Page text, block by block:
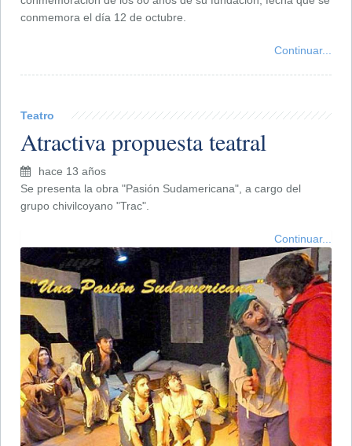
conmemora el día 12 de octubre.
Continuar...
Teatro
Atractiva propuesta teatral
hace 13 años
Se presenta la obra "Pasión Sudamericana", a cargo del
grupo chivilcoyano "Trac".
Continuar...